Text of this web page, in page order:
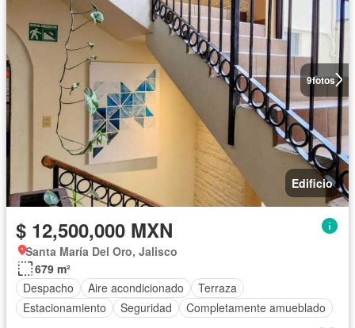
9fotos
Edificio
$ 12,500,000 MXN
Santa María Del Oro, Jalisco
679 m²
Despacho
Aire acondicionado
Terraza
Estacionamiento
Seguridad Completamente amueblado